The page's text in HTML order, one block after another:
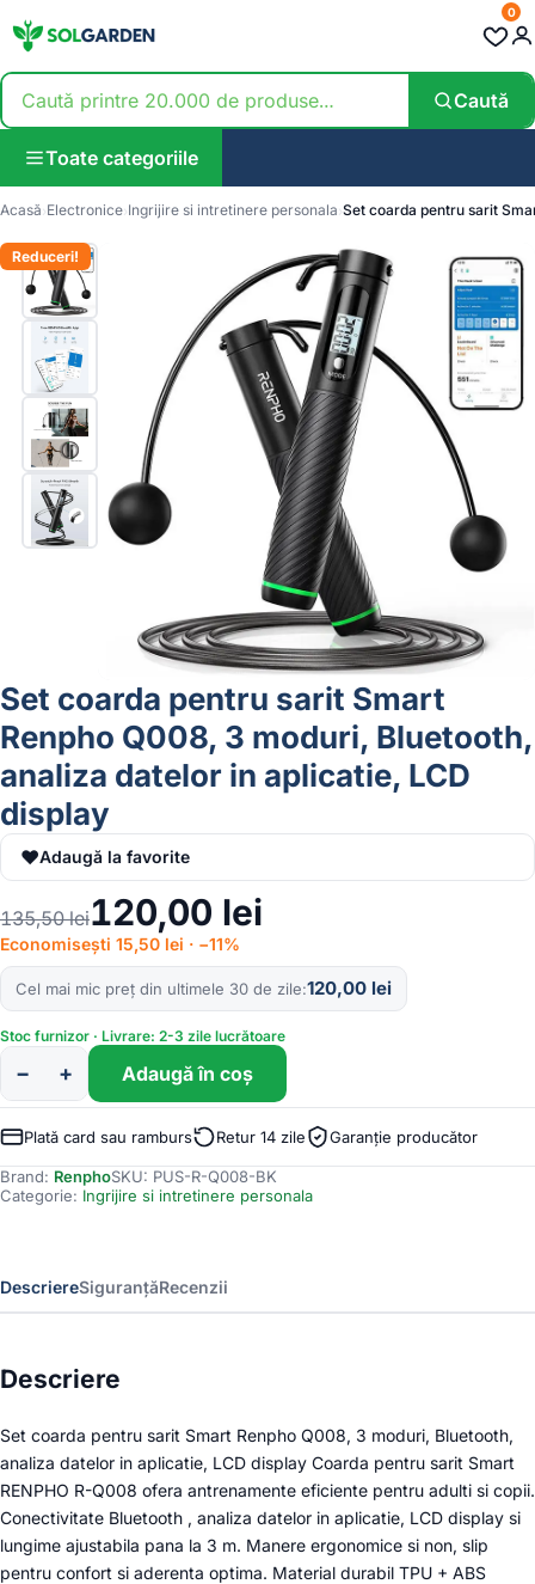
Caută
0
Toate categoriile
Acasă Electronice Ingrijire si intretinere personala Set coarda pentru sarit
Reduceri!
Set coarda pentru sarit Smart
Renpho Q008, 3 moduri, Bluetooth,
analiza datelor in aplicatie, LCD
display
♥Adaugă la favorite
135,50lei120,00 lei
Economisești 15,50 lei · −11%
Cel mai mic preț din ultimele 30 de zile 120,00 lei
Stoc furnizor · Livrare: 2-3 zile lucrătoare
Cantitate
Set
coarda
sarit
Smart
3
moduri,
datelor
in
LCD
display
− + Adaugă în coș
Plată card sau ramburs Retur 14 zile Garanție producător
Brand: RenphoSKU: PUS-R-Q008-BK
Categorie: Ingrijire si intretinere personala
DescriereSiguranțăRecenzii
Descriere
Set coarda pentru sarit Smart Renpho Q008, 3 moduri, Bluetooth,
analiza datelor in aplicatie, LCD display Coarda pentru sarit Smart
RENPHO R-Q008 ofera antrenamente eficiente pentru adulti si copii.
Conectivitate Bluetooth , analiza datelor in aplicatie, LCD display si
lungime ajustabila pana la 3 m. Manere ergonomice si non, slip
pentru confort si aderenta optima. Material durabil TPU + ABS